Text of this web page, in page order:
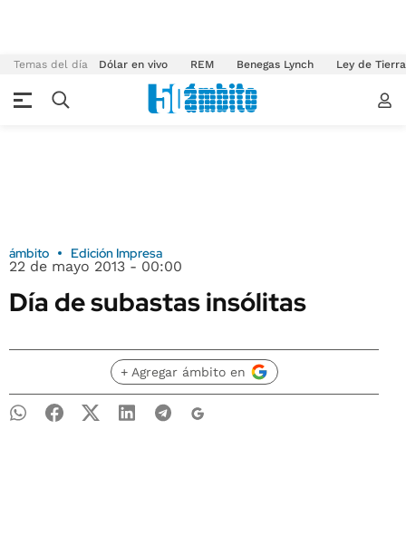
Temas del día Dólar en vivo REM Benegas Lynch Ley de
ámbito Edición Impresa
22 de mayo 2013 - 00:00
Día de subastas insólitas
+ Agregar ámbito en